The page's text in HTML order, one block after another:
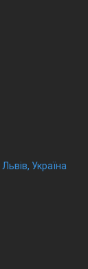
Україна